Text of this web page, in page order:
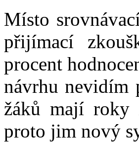
Místo
přijímací
procent
návrhu nevidím
žáků mají roky
proto jim nový